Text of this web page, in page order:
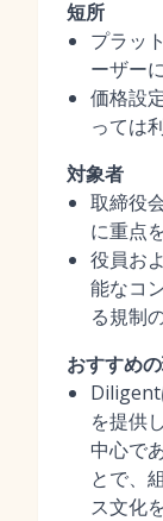
短所
プラッ
ーザー
価格設
っては
対象者
取締役
に重点
役員お
能なコ
る規制
おすすめ
Diligent
を提供
中心で
とで、
ス文化